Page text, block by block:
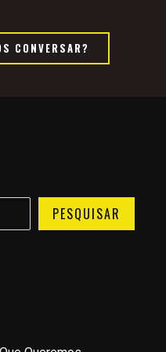
CONVERSAR?
PESQUISAR